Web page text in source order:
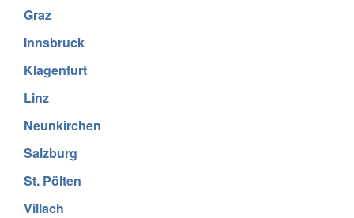
Graz
Innsbruck
Klagenfurt
Linz
Neunkirchen
Salzburg
St. Pölten
Villach